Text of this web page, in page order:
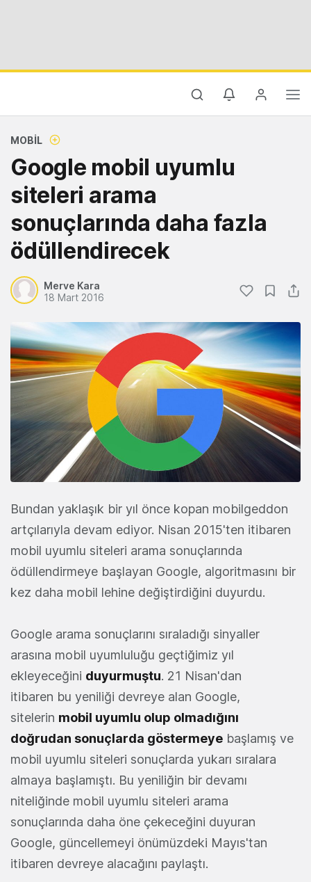
MOBIL
Google mobil uyumlu
siteleri arama
sonuçlarında daha fazla
ödüllendirecek
Merve Kara
18 Mart 2016
Bundan yaklaşık bir yıl önce kopan mobilgeddon
artçılarıyla devam ediyor. Nisan 2015'ten itibaren
mobil uyumlu siteleri arama sonuçlarında
ödüllendirmeye başlayan Google, algoritmasını bir
kez daha mobil lehine değiştirdiğini duyurdu.
Google arama sonuçlarını sıraladığı sinyaller
arasına mobil uyumluluğu geçtiğimiz yıl
ekleyeceğini duyurmuştu. 21 Nisan'dan
itibaren bu yeniliği devreye alan Google,
sitelerin mobil uyumlu olup olmadığını
doğrudan sonuçlarda göstermeye başlamış ve
mobil uyumlu siteleri sonuçlarda yukarı sıralara
almaya başlamıştı. Bu yeniliğin bir devamı
niteliğinde mobil uyumlu siteleri arama
sonuçlarında daha öne çekeceğini duyuran
Google, güncellemeyi önümüzdeki Mayıs'tan
itibaren devreye alacağını paylaştı.